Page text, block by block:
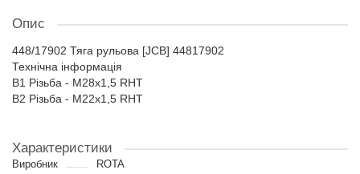
Опис
448/17902 Тяга рульова [JCB] 44817902
Технічна інформація
B1 Різьба - M28x1,5 RHT
B2 Різьба - M22x1,5 RHT
Характеристики
Виробник
ROTA